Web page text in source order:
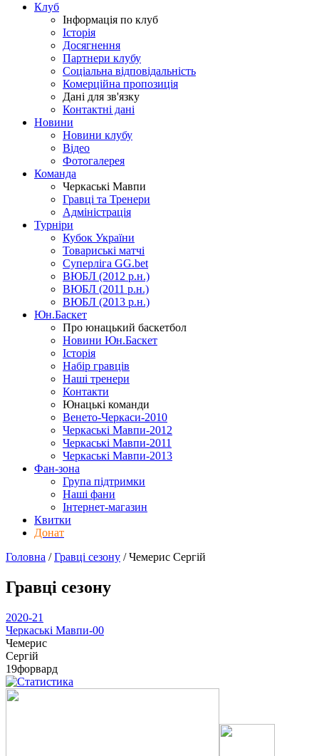
Клуб
Інформація по клуб
Історія
Досягнення
Партнери клубу
Соціальна відповідальність
Комерційна пропозиція
Дані для зв'язку
Контактні дані
Новини
Новини клубу
Відео
Фотогалерея
Команда
Черкаські Мавпи
Гравці та Тренери
Адміністрація
Турніри
Кубок України
Товариські матчі
Суперліга GG.bet
ВЮБЛ (2012 р.н.)
ВЮБЛ (2011 р.н.)
ВЮБЛ (2013 р.н.)
Юн.Баскет
Про юнацький баскетбол
Новини Юн.Баскет
Історія
Набір гравців
Наші тренери
Контакти
Юнацькі команди
Венето-Черкаси-2010
Черкаські Мавпи-2012
Черкаські Мавпи-2011
Черкаські Мавпи-2013
Фан-зона
Група підтримки
Наші фани
Інтернет-магазин
Квитки
Донат
Головна /Гравці сезону /Чемерис Сергій
Гравці сезону
2020-21
Черкаські Мавпи-00
Чемерис
Сергій
19форвард